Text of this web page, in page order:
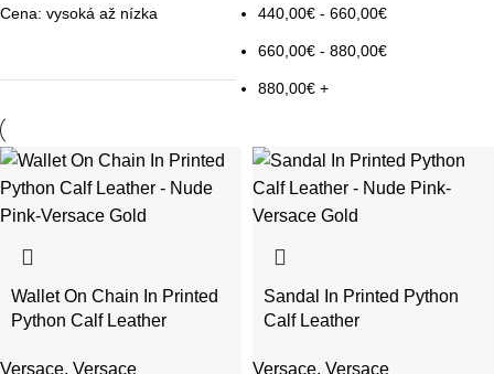
Cena: vysoká až nízka 440,00€ - 660,00€
660,00€ - 880,00€
880,00€ +
Wallet On Chain In Printed
Python Calf Leather
Versace, Versace
Sandal In Printed Python
Calf Leather
Versace, Versace